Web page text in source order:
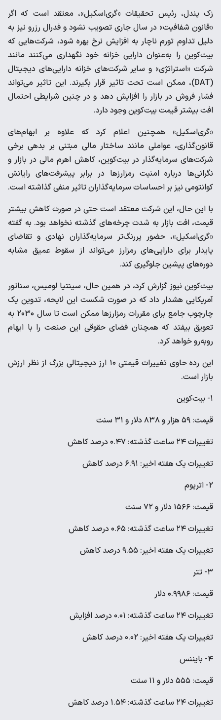
زک پندل، رئیس تحقیقات «گری‌اسکیل»، معتقد است که اگر
«قانون شفافیت» در سال جاری تصویب نشود و فدرال رزرو نیز به
دلیل تداوم تورم ناچار به افزایش نرخ بهره شود، شرکت‌هایی که
بیت‌کوین را به‌عنوان دارایی خزانه خود نگهداری می‌کنند مانند
شرکت‌ «استراتژی» و سایر شرکت‌های خزانه دارایی‌های دیجیتال
(DAT)، ممکن است تحت تاثیر قرار بگیرند. این تاثیر می‌تواند
فشار فروش در بازار را افزایش دهد و در چنین شرایطی احتمال
افت بیشتر قیمت بیت‌کوین وجود دارد.
«گری‌اسکیل» همچنین اعلام کرد که علاوه بر ابهام‌های
قانون‌گذاری، عواملی مانند ساختار مالی مبتنی بر بدهی برخی
شرکت‌های سرمایه‌گذار در بیت‌کوین، کاهش اهرم مالی در بازار و
نگرانی‌ها درباره امنیت رمزارزها در برابر پیشرفت‌های رایانش
کوانتومی نیز بر احساسات سرمایه‌گذاران تاثیر منفی گذاشته است.
با این حال، این شرکت معتقد است حتی در صورت کاهش بیشتر
قیمت، افت بازار به شدت چرخه‌های گذشته نخواهد بود. به گفته
«گری‌اسکیل»، حضور پررنگ‌تر سرمایه‌گذاران نهادی و تقاضای
پایدار برای دارایی‌های رمزارز می‌تواند از سقوط عمیق مشابه
دوره‌های پیشین جلوگیری کند.
بیت‌کوین نیوز گزارش کرد، در همین حال، سینتیا لومیس، سناتور
آمریکایی هشدار داد که در صورت شکست این لایحه، تدوین یک
چارچوب جامع برای مقررات رمزارزها ممکن است تا سال ۲۰۳۰ به
تعویق بیفتد که همچنان فضای حقوقی این صنعت را با ابهام
روبه‌رو خواهد کرد.
این رده حاوی تغییرات قیمتی ۱۰ ارز دیجیتالی بزرگ از نظر ارزش
بازار است.
۱- بیت‌کوین
قیمت: ۵۹ هزار و ۸۳۸ دلار و ۳۱ سنت
تغییرات ۲۴ ساعت گذشته: ۰.۴۷ درصد کاهش
تغییرات یک هفته اخیر: ۶.۹۱ درصد کاهش
۲- اتریوم
قیمت: ۱۵۶۶ دلار و ۷۲ سنت
تغییرات ۲۴ ساعت گذشته: ۰.۶۵ درصد کاهش
تغییرات یک هفته اخیر: ۹.۵۵ درصد کاهش
۳- تتر
قیمت: ۰.۹۹۸۶ دلار
تغییرات ۲۴ ساعت گذشته: ۰.۰۱ درصد افزایش
تغییرات یک هفته اخیر: ۰.۰۲ درصد کاهش
۴- بایننس‌
قیمت: ۵۵۵ دلار و ۱۱ سنت
تغییرات ۲۴ ساعت گذشته: ۱.۵۴ درصد کاهش